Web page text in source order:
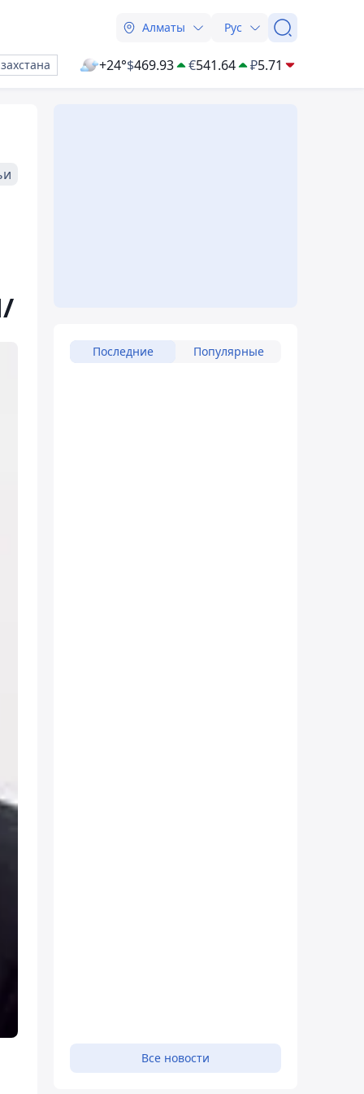
Алматы Рус
+24°$469.93 €541.64 ₽5.71
Последние Популярные
Все новости